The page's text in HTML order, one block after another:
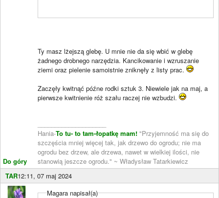
Do góry
Ty masz lżejszą glebę. U mnie nie da się wbić w glebę
żadnego drobnego narzędzia. Kancikowanie i wzruszanie
ziemi oraz pielenie samoistnie zniknęły z listy prac.
Zaczęły kwitnąć późne rodki sztuk 3. Niewiele jak na maj, a
pierwsze kwitnienie róż szału raczej nie wzbudzi.
Hania-To tu- to tam-łopatkę mam! "Przyjemność ma się do
szczęścia mniej więcej tak, jak drzewo do ogrodu; nie ma
ogrodu bez drzew, ale drzewa, nawet w wielkiej ilości, nie
stanowią jeszcze ogrodu." ~ Władysław Tatarkiewicz
TAR12:11, 07 maj 2024
Magara napisał(a)